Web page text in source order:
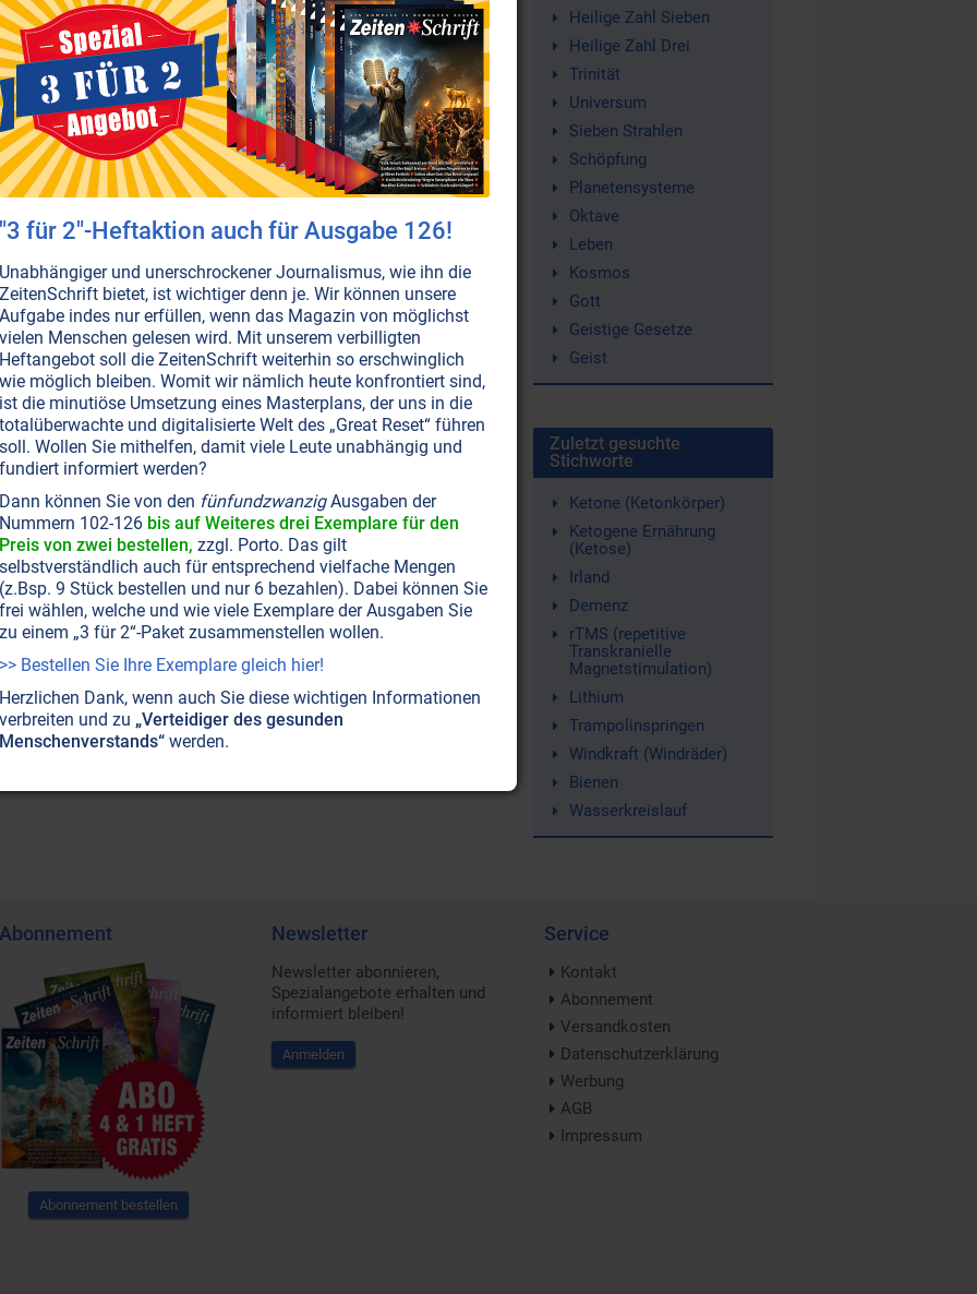
zur Sieben
Pinsel, mit denen Gott dem Menschengemälde die
die Dünger, die den Boden, so bereiten, dass die
der Studienplan, der die unbewussten
das Mittel, das die Geistige Hierarchie des Planeten
um den göttlichen Plan im Himmel wie auf Erden zu
stand unter dem Einfluss des Sechsten Strahls; das
Zeitalter wird vorwiegend siebtstrahlig sein.
Heilige Zahl Sieben
Heilige Zahl Drei
Trinität
Universum
Sieben Strahlen
Schöpfung
Planetensysteme
Oktave
Leben
Kosmos
Gott
Geistige Gesetze
Geist
Zuletzt gesuchte
Stichworte
Ketone (Ketonkörper)
Ketogene Ernährung
(Ketose)
Irland
Demenz
rTMS (repetitive
Transkranielle
Magnetstimulation)
Lithium
Trampolinspringen
Windkraft (Windräder)
Bienen
Wasserkreislauf
Abonnement
Abonnement bestellen
Newsletter
Newsletter abonnieren,
Spezialangebote erhalten und
informiert bleiben!
Anmelden
Service
Kontakt
Abonnement
Versandkosten
Datenschutzerklärung
Werbung
AGB
Impressum
"3 für 2"-Heftaktion auch für Ausgabe 126!
Unabhängiger und unerschrockener Journalismus, wie ihn die
ZeitenSchrift bietet, ist wichtiger denn je. Wir können unsere
Aufgabe indes nur erfüllen, wenn das Magazin von möglichst
vielen Menschen gelesen wird. Mit unserem verbilligten
Heftangebot soll die ZeitenSchrift weiterhin so erschwinglich
wie möglich bleiben. Womit wir nämlich heute konfrontiert sind,
ist die minutiöse Umsetzung eines Masterplans, der uns in die
totalüberwachte und digitalisierte Welt des „Great Reset“ führen
soll. Wollen Sie mithelfen, damit viele Leute unabhängig und
fundiert informiert werden?
Dann können Sie von den fünfundzwanzigAusgaben der
Nummern 102-126 bis auf Weiteres drei Exemplare für den
Preis von zwei bestellen, zzgl. Porto. Das gilt
selbstverständlich auch für entsprechend vielfache Mengen
(z.Bsp. 9 Stück bestellen und nur 6 bezahlen). Dabei können Sie
frei wählen, welche und wie viele Exemplare der Ausgaben Sie
zu einem „3 für 2“-Paket zusammenstellen wollen.
>> Bestellen Sie Ihre Exemplare gleich hier!
Herzlichen Dank, wenn auch Sie diese wichtigen Informationen
verbreiten und zu „Verteidiger des gesunden
Menschenverstands“werden.